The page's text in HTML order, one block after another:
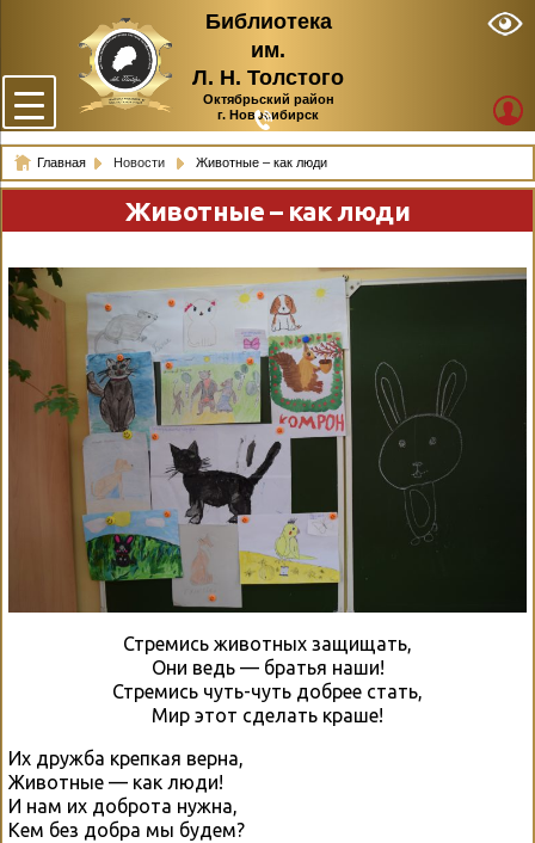
Библиотека
им.
Л. Н. Толстого
Октябрьский район
г. Новосибирск
Главная Новости Животные – как люди
Животные – как люди
Стремись животных защищать,
Они ведь — братья наши!
Стремись чуть-чуть добрее стать,
Мир этот сделать краше!
Их дружба крепкая верна,
Животные — как люди!
И нам их доброта нужна,
Кем без добра мы будем?